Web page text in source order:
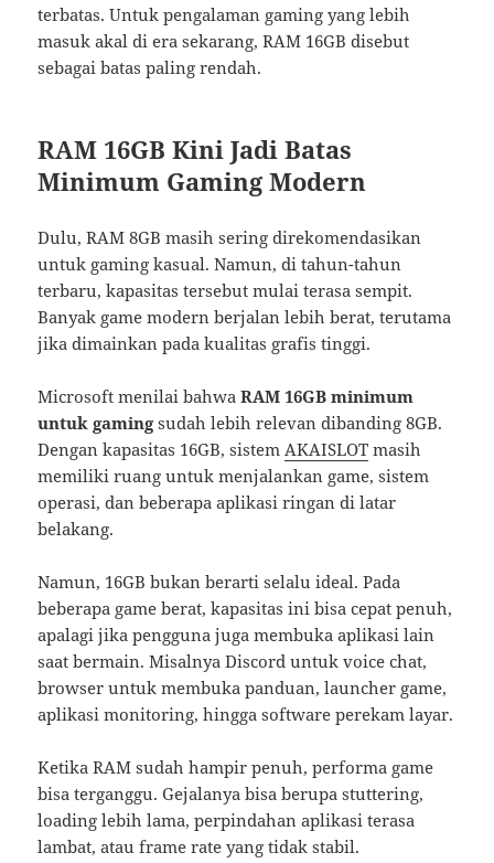
terbatas. Untuk pengalaman gaming yang lebih
masuk akal di era sekarang, RAM 16GB disebut
sebagai batas paling rendah.
RAM 16GB Kini Jadi Batas
Minimum Gaming Modern
Dulu, RAM 8GB masih sering direkomendasikan
untuk gaming kasual. Namun, di tahun-tahun
terbaru, kapasitas tersebut mulai terasa sempit.
Banyak game modern berjalan lebih berat, terutama
jika dimainkan pada kualitas grafis tinggi.
Microsoft menilai bahwaRAM 16GB minimum
untuk gamingsudah lebih relevan dibanding 8GB.
Dengan kapasitas 16GB, sistem AKAISLOT masih
memiliki ruang untuk menjalankan game, sistem
operasi, dan beberapa aplikasi ringan di latar
belakang.
Namun, 16GB bukan berarti selalu ideal. Pada
beberapa game berat, kapasitas ini bisa cepat penuh,
apalagi jika pengguna juga membuka aplikasi lain
saat bermain. Misalnya Discord untuk voice chat,
browser untuk membuka panduan, launcher game,
aplikasi monitoring, hingga software perekam layar.
Ketika RAM sudah hampir penuh, performa game
bisa terganggu. Gejalanya bisa berupa stuttering,
loading lebih lama, perpindahan aplikasi terasa
lambat, atau frame rate yang tidak stabil.